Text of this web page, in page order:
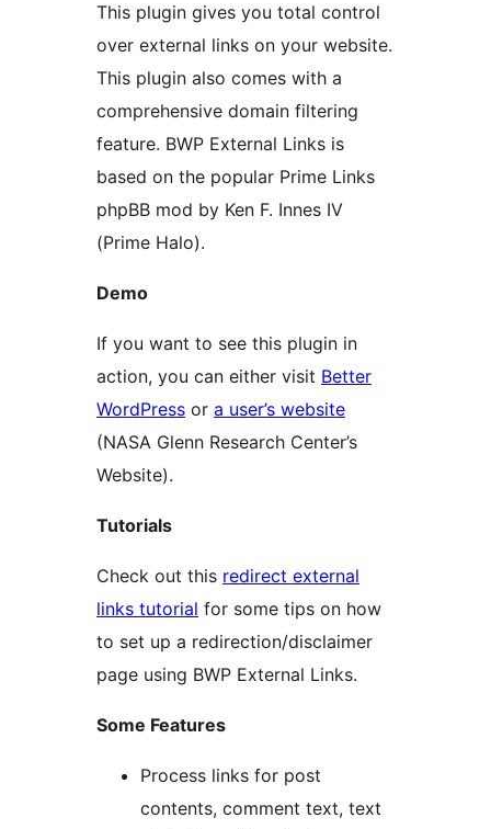
This plugin gives you total control
over external links on your website.
This plugin also comes with a
comprehensive domain filtering
feature. BWP External Links is
based on the popular Prime Links
phpBB mod by Ken F. Innes IV
(Prime Halo).
Demo
If you want to see this plugin in
action, you can either visit Better
WordPress or a user’s website
(NASA Glenn Research Center’s
Website).
Tutorials
Check out this redirect external
links tutorial for some tips on how
to set up a redirection/disclaimer
page using BWP External Links.
Some Features
Process links for post
contents, comment text, text